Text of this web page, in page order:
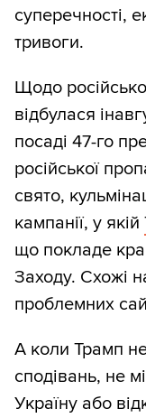
групах: війна
США, Європа,
Також зі
зовнішні
на які
категоріями:
медіа,
медіа, чеські
дало змогу
спираються
Ютуб
суперечності,
тривоги.
Щодо
відбулася
посаді 47-го
російської
свято,
кампанії, у якій
що покладе
Заходу. Схожі
проблемних
А коли Трамп
сподівань, не
Україну або